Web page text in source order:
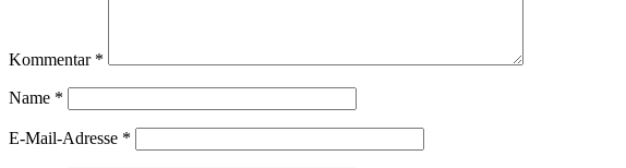
Kommentar *
Name *
E-Mail-Adresse *